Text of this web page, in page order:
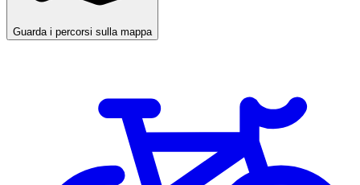
Guarda i percorsi sulla mappa